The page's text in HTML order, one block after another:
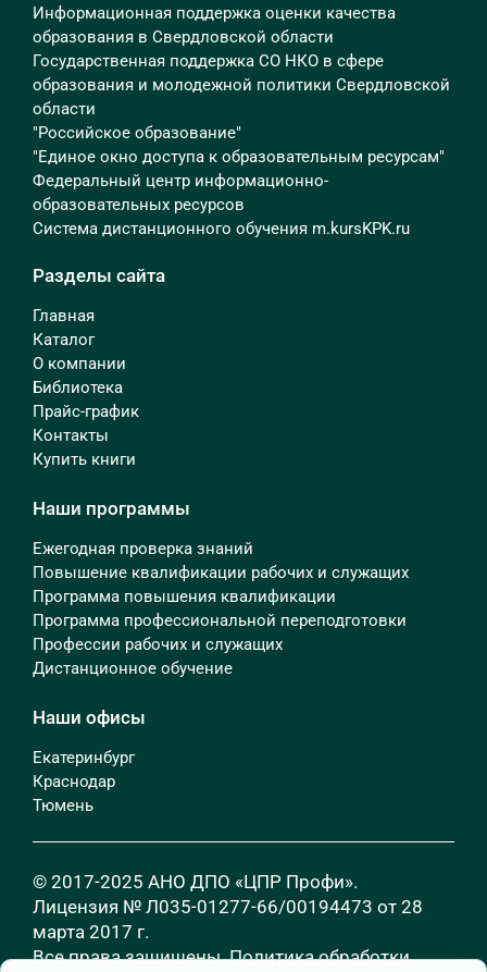
Информационная поддержка оценки качества
образования в Свердловской области
Государственная поддержка СО НКО в сфере
образования и молодежной политики Свердловской
области
"Российское образование"
"Единое окно доступа к образовательным ресурсам"
Федеральный центр информационно-
образовательных ресурсов
Система дистанционного обучения m.kursKPK.ru
Разделы сайта
Главная
Каталог
О компании
Библиотека
Прайс-график
Контакты
Купить книги
Наши программы
Ежегодная проверка знаний
Повышение квалификации рабочих и служащих
Программа повышения квалификации
Программа профессиональной переподготовки
Профессии рабочих и служащих
Дистанционное обучение
Наши офисы
Екатеринбург
Краснодар
Тюмень
© 2017-2025 АНО ДПО «ЦПР Профи».
Лицензия № Л035-01277-66/00194473 от 28
марта 2017 г.
Все права защищены.Политика обработки